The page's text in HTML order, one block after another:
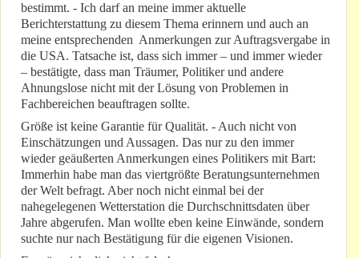
bestimmt. - Ich darf an meine immer aktuelle
Berichterstattung zu diesem Thema erinnern und auch an
meine entsprechenden Anmerkungen zur Auftragsvergabe in
die USA. Tatsache ist, dass sich immer – und immer wieder
– bestätigte, dass man Träumer, Politiker und andere
Ahnungslose nicht mit der Lösung von Problemen in
Fachbereichen beauftragen sollte.
Größe ist keine Garantie für Qualität. - Auch nicht von
Einschätzungen und Aussagen. Das nur zu den immer
wieder geäußerten Anmerkungen eines Politikers mit Bart:
Immerhin habe man das viertgrößte Beratungsunternehmen
der Welt befragt. Aber noch nicht einmal bei der
nahegelegenen Wetterstation die Durchschnittsdaten über
Jahre abgerufen. Man wollte eben keine Einwände, sondern
suchte nur nach Bestätigung für die eigenen Visionen.